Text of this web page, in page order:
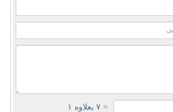
= ۷ بعلاوه ۱